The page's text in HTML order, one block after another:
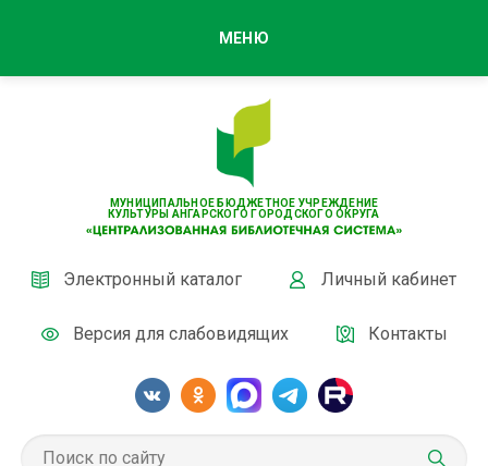
МУНИЦИПАЛЬНОЕ БЮДЖЕТНОЕ УЧРЕЖДЕНИЕ
КУЛЬТУРЫ АНГАРСКОГО ГОРОДСКОГО ОКРУГА
Электронный каталог Личный кабинет
Версия для слабовидящих Контакты
МЕНЮ